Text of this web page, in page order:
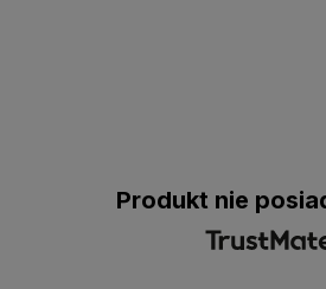
Produkt nie